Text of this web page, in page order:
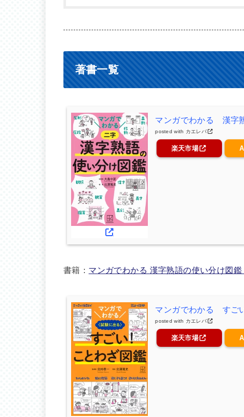
著書一覧
マンガでわかる 漢字
posted with カエレバ
楽天市場
書籍： マンガでわかる 漢字熟語の使い分け図鑑
マンガでわかる すご
posted with カエレバ
楽天市場